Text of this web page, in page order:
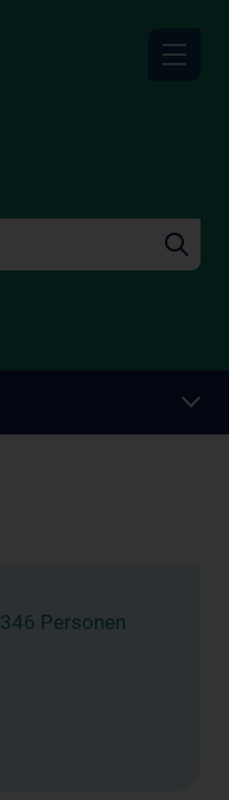
346 Personen